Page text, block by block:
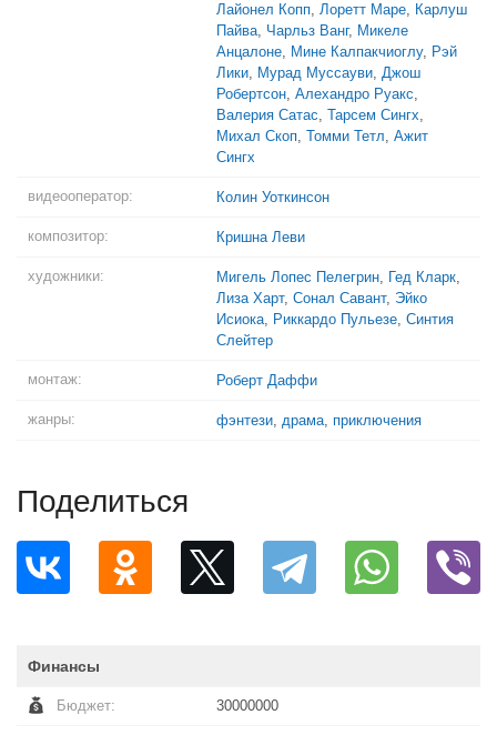
Лайонел Копп, Лоретт Маре, Карлуш
Пайва, Чарльз Ванг, Микеле
Анцалоне, Мине Калпакчиоглу, Рэй
Лики, Мурад Муссауви, Джош
Робертсон, Алехандро Руакс,
Валерия Сатас, Тарсем Сингх,
Михал Скоп, Томми Тетл, Ажит
Сингх
видеооператор: Колин Уоткинсон
композитор: Кришна Леви
художники: Мигель Лопес Пелегрин, Гед Кларк,
Лиза Харт, Сонал Савант, Эйко
Исиока, Риккардо Пульезе, Синтия
Слейтер
монтаж: Роберт Даффи
жанры: фэнтези, драма, приключения
Поделиться
Финансы
Бюджет: 30000000